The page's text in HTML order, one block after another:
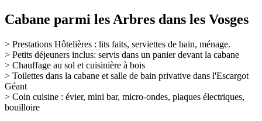
Cabane parmi les Arbres dans les Vosges
> Prestations Hôtelières : lits faits, serviettes de bain, ménage.
> Petits déjeuners inclus: servis dans un panier devant la cabane
> Chauffage au sol et cuisinière à bois
> Toilettes dans la cabane et salle de bain privative dans l'Escargot
Géant
> Coin cuisine : évier, mini bar, micro-ondes, plaques électriques,
bouilloire